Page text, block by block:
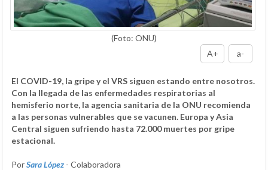
(Foto: ONU)
A+
a-
El COVID-19, la gripe y el VRS siguen estando entre nosotros.
Con la llegada de las enfermedades respiratorias al
hemisferio norte, la agencia sanitaria de la ONU recomienda
a las personas vulnerables que se vacunen. Europa y Asia
Central siguen sufriendo hasta 72.000 muertes por gripe
estacional.
PorSara López - Colaboradora